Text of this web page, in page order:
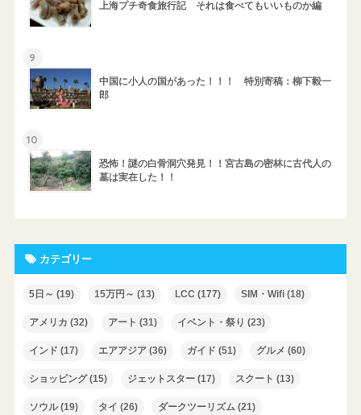
上海プチ奇食旅行記 それは食べてもいいものか編
9
中国に小人の国があった！！！ 特別寄稿：柳下毅一
郎
10
恐怖！謎の白骨洞穴発見！！宮古島の密林に古代人の
墓は実在した！！
カテゴリー
5日～ (19) 15万円～ (13) LCC (177) SIM・Wifi(18)
アメリカ (32) アート (31) イベント・祭り (23)
インド (17) エアアジア(36) ガイド (51) グルメ (60)
ショッピング(15) ジェットスター(17) スクート (13)
ソウル(19) タイ (26) ダークツーリズム(21)